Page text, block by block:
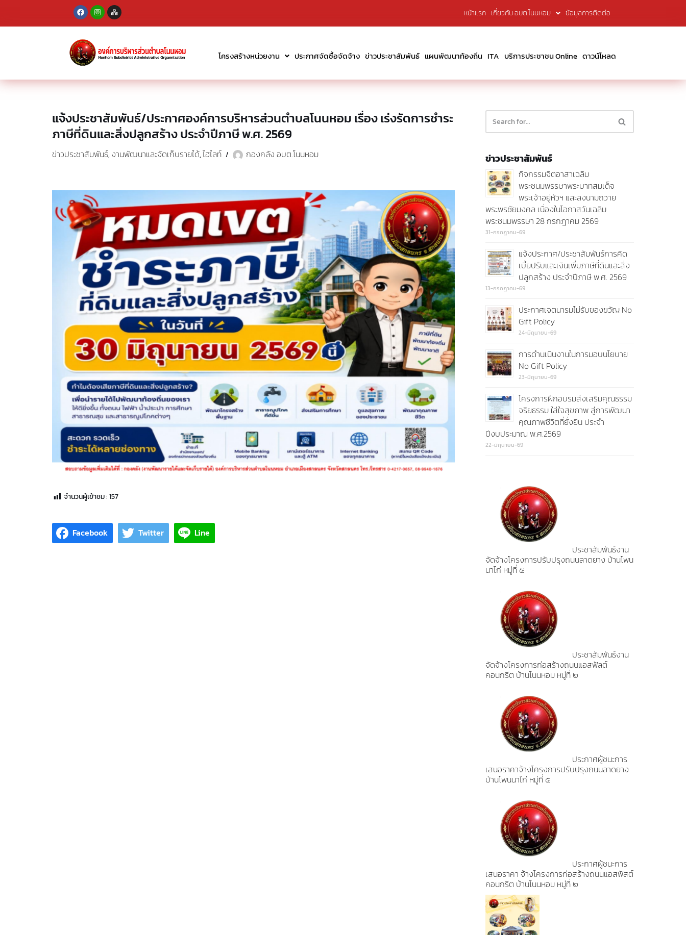
Skip
หน้าแรก เกี่ยวกับ อบต.โนนหอม ข้อมูลการติดต่อ
โครงสร้างหน่วยงาน ประกาศจัดซื้อจัดจ้าง ข่าวประชาสัมพันธ์ แผนพัฒนาท้องถิ่น ITA บริการประชาชน Online ดาวน์โหลด
แจ้งประชาสัมพันธ์/ประกาศองค์การบริหารส่วนตำบลโนนหอม เรื่อง เร่งรัดการชำระ
ภาษีที่ดินและสิ่งปลูกสร้าง ประจำปีภาษี พ.ศ. 2569
ข่าวประชาสัมพันธ์, งานพัฒนาและจัดเก็บรายได้, ไฮไลท์ กองคลัง อบต.โนนหอม
จำนวนผู้เข้าชม :157
Facebook Twitter Line
ข่าวประชาสัมพันธ์
กิจกรรมจิตอาสาเฉลิม
พระชนมพรรษาพระบาทสมเด็จ
พระเจ้าอยู่หัวฯ และลงนามถวาย
พระพรชัยมงคล เนื่องในโอกาสวันเฉลิม
พระชนมพรรษา 28 กรกฎาคม 2569
31-กรกฎาคม-69
แจ้งประกาศ/ประชาสัมพันธ์การคิด
เบี้ยปรับและเงินเพิ่มภาษีที่ดินและสิ่ง
ปลูกสร้าง ประจำปีภาษี พ.ศ. 2569
13-กรกฎาคม-69
ประกาศเจตนารมไม่รับของขวัญ No
Gift Policy
24-มิถุนายน-69
การดำนเนินงานในการมอบนโยบาย
No Gift Policy
23-มิถุนายน-69
โครงการฝึกอบรมส่งเสริมคุณธรรม
จริยธรรม ใส่ใจสุขภาพ สู่การพัฒนา
คุณภาพชีวิตที่ยั่งยืน ประจำ
ปีงบประมาณ พ.ศ.2569
22-มิถุนายน-69
ประชาสัมพันธ์งาน
จัดจ้างโครงการปรับปรุงถนนลาดยาง บ้านโพน
นาไก่ หมู่ที่ ๕
ประชาสัมพันธ์งาน
จัดจ้างโครงการก่อสร้างถนนแอสฟัลต์
คอนกรีต บ้านโนนหอม หมู่ที่ ๒
ประกาศผู้ชนะการ
เสนอราคาจ้างโครงการปรับปรุงถนนลาดยาง
บ้านโพนนาไก่ หมู่ที่ ๕
ประกาศผู้ชนะการ
เสนอราคา จ้างโครงการก่อสร้างถนนแอสฟัสต์
คอนกรีต บ้านโนนหอม หมู่ที่ ๒